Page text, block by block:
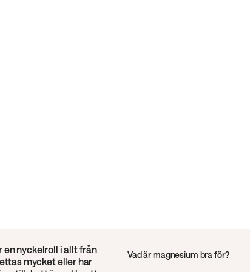
en nyckelroll i allt från
mycket eller har
Vad är magnesium bra för?